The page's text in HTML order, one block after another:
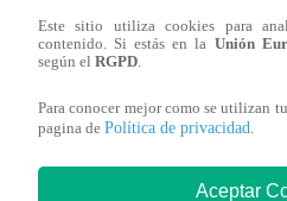
También
Este sitio utiliza cookies para
contenido. Si estás en la Unión
según el RGPD.
Para conocer mejor como se utilizan
pagina de Política de privacidad.
Aceptar